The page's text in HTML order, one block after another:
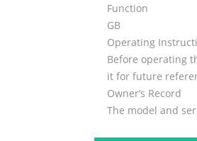
Function
GB
Operating
Before operating
it for future
Owner’s Record
The model and